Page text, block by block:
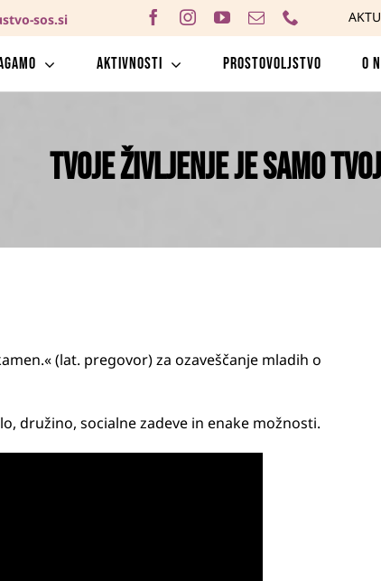
sos.si
Aktivnosti Prostovoljstvo O
Tvoje življenje je samo
(lat. pregovor) za ozaveščanje mladih o
družino, socialne zadeve in enake možnosti.